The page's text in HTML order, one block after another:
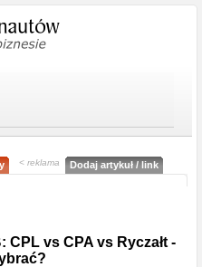
< reklama Dodaj artykuł / link
vs CPA vs Ryczałt -